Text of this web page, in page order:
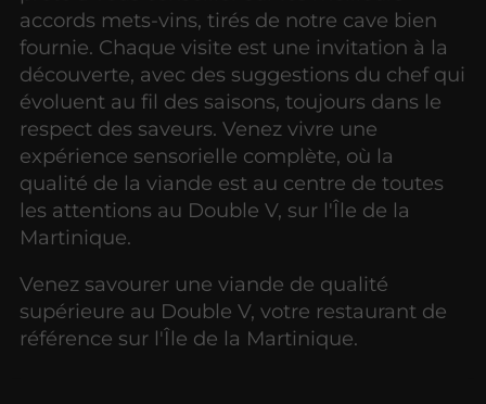
accords mets-vins, tirés de notre cave bien
fournie. Chaque visite est une invitation à la
découverte, avec des suggestions du chef qui
évoluent au fil des saisons, toujours dans le
respect des saveurs. Venez vivre une
expérience sensorielle complète, où la
qualité de la viande est au centre de toutes
les attentions au Double V, sur l'Île de la
Martinique.
Venez savourer une viande de qualité
supérieure au Double V, votre restaurant de
référence sur l'Île de la Martinique.